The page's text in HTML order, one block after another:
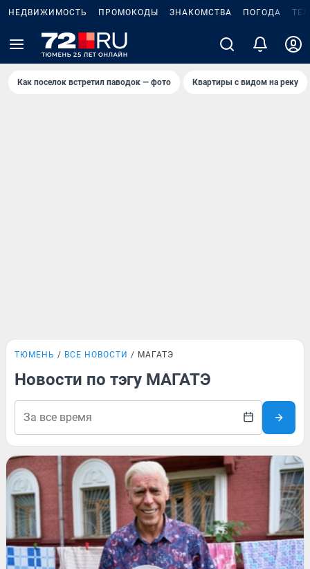
НЕДВИЖИМОСТЬ ПРОМОКОДЫ ЗНАКОМСТВА ПОГОДА
Как поселок встретил паводок — фото Квартиры с видом на реку
ТЮМЕНЬ ВСЕ НОВОСТИ МАГАТЭ
Новости по тэгу МАГАТЭ